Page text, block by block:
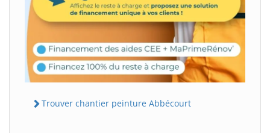
Trouver chantier peinture Abbécourt